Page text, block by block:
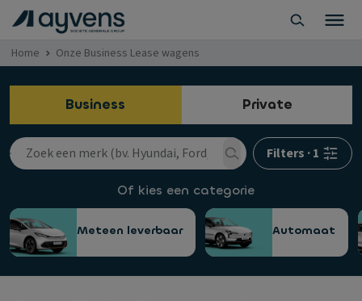
Home Onze Business Lease wagens
Business Private
Filters ·1
Of kies een categorie
Meteen leverbaar Automaat